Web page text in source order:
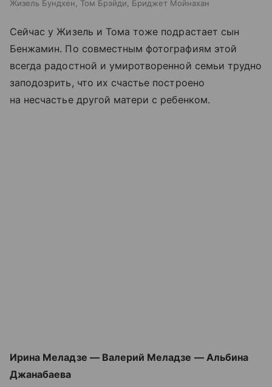
Жизель Бундхен, Том Брэйди, Бриджет Мойнахан
Сейчас у Жизель и Тома тоже подрастает сын
Бенжамин. По совместным фотографиям этой
всегда радостной и умиротворенной семьи трудно
заподозрить, что их счастье построено
на несчастье другой матери с ребенком.
Ирина Меладзе — Валерий Меладзе — Альбина
Джанабаева